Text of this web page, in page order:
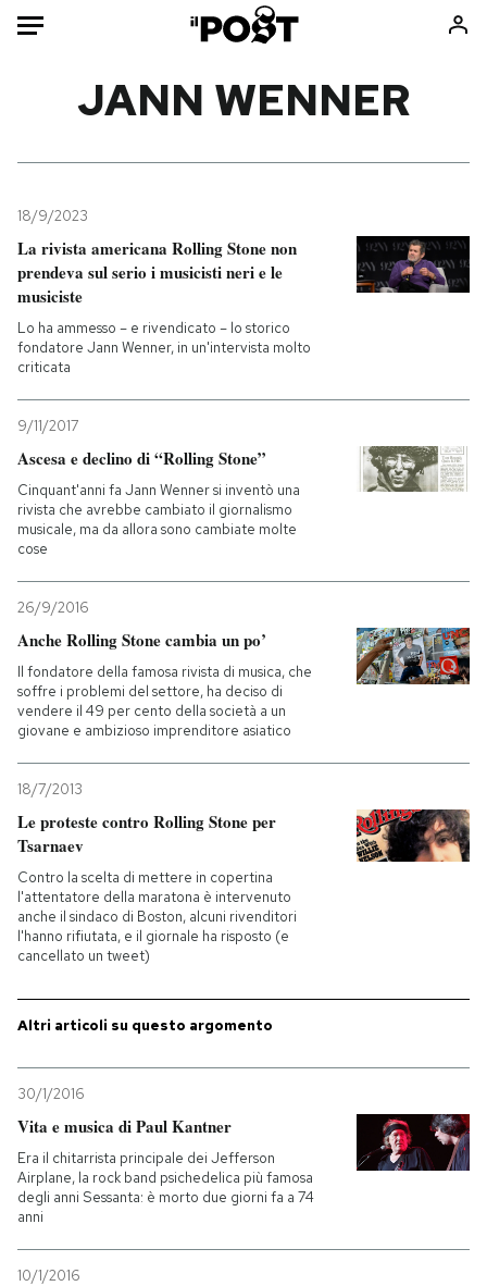
Mondo
Politica
Tecnologia
Internet
Scienza
Cultura
Economia
Sport
Consumismi
Storie/Idee
Media
Altrecose
PODCAST
NEWSLETTER
I MIEI PREFERITI
CALENDARIO
AREA PERSONALE
Entra
JANN WENNER
18/9/2023
La rivista americana Rolling Stone non
prendeva sul serio i musicisti neri e le
musiciste
Lo ha ammesso – e rivendicato – lo storico
fondatore Jann Wenner, in un'intervista molto
criticata
9/11/2017
Ascesa e declino di “Rolling Stone”
Cinquant'anni fa Jann Wenner si inventò una
rivista che avrebbe cambiato il giornalismo
musicale, ma da allora sono cambiate molte
cose
26/9/2016
Anche Rolling Stone cambia un po’
Il fondatore della famosa rivista di musica, che
soffre i problemi del settore, ha deciso di
vendere il 49 per cento della società a un
giovane e ambizioso imprenditore asiatico
18/7/2013
Le proteste contro Rolling Stone per
Tsarnaev
Contro la scelta di mettere in copertina
l'attentatore della maratona è intervenuto
anche il sindaco di Boston, alcuni rivenditori
l'hanno rifiutata, e il giornale ha risposto (e
cancellato un tweet)
Altri articoli su questo argomento
30/1/2016
Vita e musica di Paul Kantner
Era il chitarrista principale dei Jefferson
Airplane, la rock band psichedelica più famosa
degli anni Sessanta: è morto due giorni fa a 74
anni
10/1/2016